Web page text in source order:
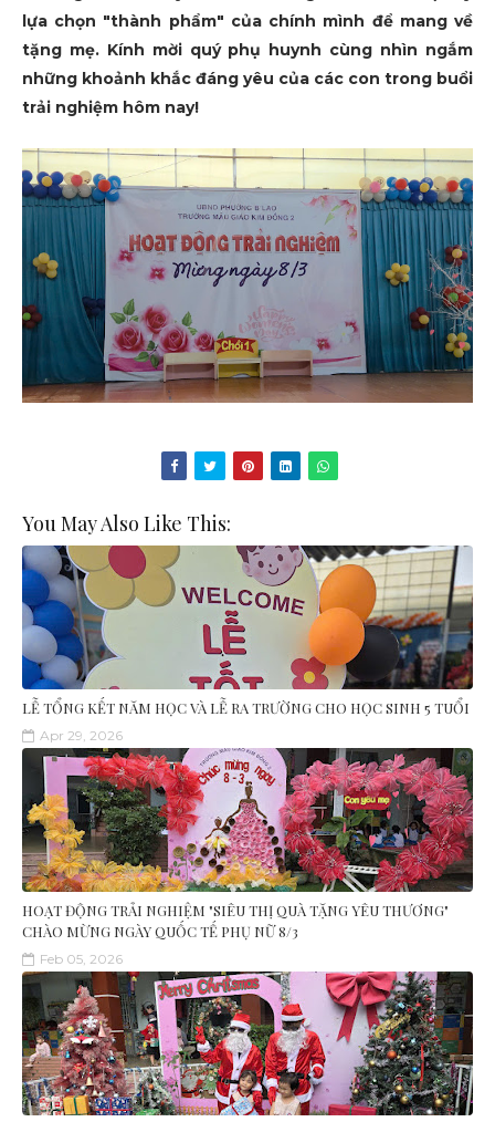
lựa chọn "thành phẩm" của chính mình để mang về
tặng mẹ. Kính mời quý phụ huynh cùng nhìn ngắm
những khoảnh khắc đáng yêu của các con trong buổi
trải nghiệm hôm nay!
You May Also Like This:
LỄ TỔNG KẾT NĂM HỌC VÀ LỄ RA TRƯỜNG CHO HỌC SINH 5 TUỔI
Apr 29, 2026
HOẠT ĐỘNG TRẢI NGHIỆM "SIÊU THỊ QUÀ TẶNG YÊU THƯƠNG"
CHÀO MỪNG NGÀY QUỐC TẾ PHỤ NỮ 8/3
Feb 05, 2026